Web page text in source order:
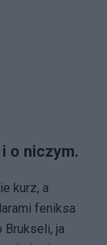
o niczym.
kurz, a
feniksa
Brukseli, ja